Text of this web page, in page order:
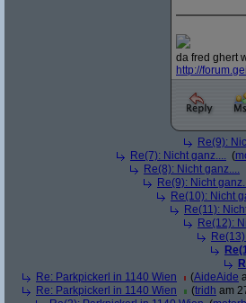
da fred ghert
http://
Re(9):
Re(7): Nicht ganz.... (
Re(8): Nicht ganz....
Re(9): Nicht
Re(10): Nicht
Re(11):
Re(12):
Re: Parkpickerl in 1140 Wien
(AideAide
Re: Parkpickerl in 1140 Wien
(tridh am